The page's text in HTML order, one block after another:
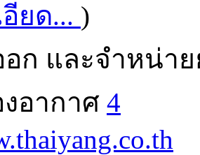
ยด... )
อก และจำหน่า
งอากาศ 4